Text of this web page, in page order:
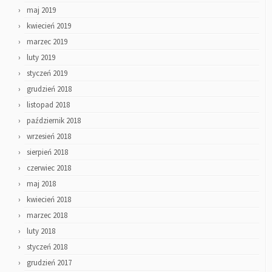
maj 2019
kwiecień 2019
marzec 2019
luty 2019
styczeń 2019
grudzień 2018
listopad 2018
październik 2018
wrzesień 2018
sierpień 2018
czerwiec 2018
maj 2018
kwiecień 2018
marzec 2018
luty 2018
styczeń 2018
grudzień 2017